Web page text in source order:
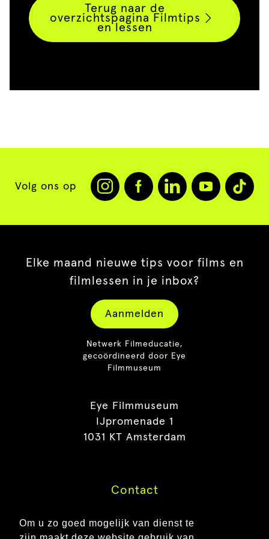
Om u zo goed mogelijk van dienst te
Terug naar de
overzichtspagina Filmtips
en lessen
Volg ons op
Elke maand nieuwe tips voor films en
filmlessen in je inbox?
Aanmelden
Netwerk Filmeducatie,
gecoördineerd door Eye
Filmmuseum
Eye Filmmuseum
IJpromenade 1
1031 KT Amsterdam
Contact
Vacatures